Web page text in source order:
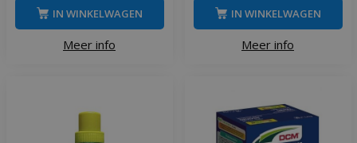
Meer info
IN WINKELWAGEN
Meer info
IN WINKELWAGEN